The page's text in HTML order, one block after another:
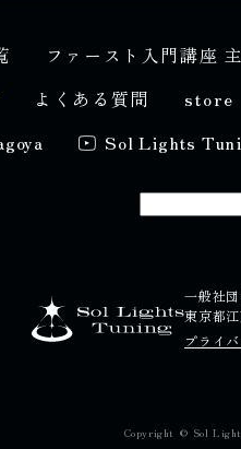
ファースト入門講座
よくある質問 store
Sol Lights
一般社
東京都
プライ
Copyright © Sol